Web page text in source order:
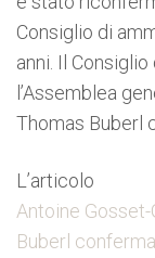
Consiglio di
anni. Il
l’Assemblea
Thomas Buberl
L’articolo
Antoine
Buberl